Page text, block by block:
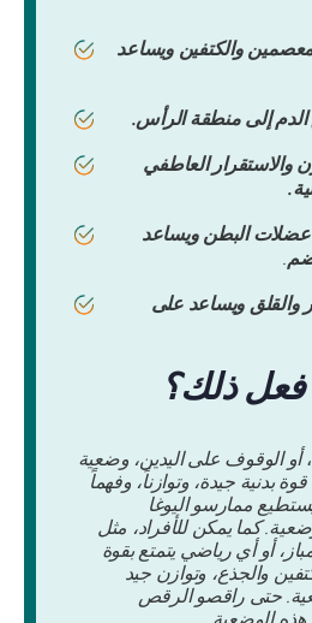
والكتفين ويساعد
إلى منطقة الرأس.
العاطفي
البطن ويساعد
.
والقلق ويساعد على
ذلك؟
الوقوف على اليدين، وضعية
بدنية جيدة، وتوازناً، وفهماً
ممارسو اليوغا
كما يمكن للأفراد، مثل
أو أي رياضي يتمتع بقوة
والجذع، وتوازن جيد
حتى راقصو الرقص
الوضعية.